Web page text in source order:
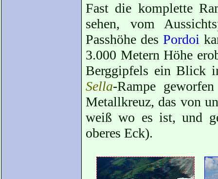
Fast die komplette
sehen, vom
Passhöhe desPordoi
3.000 Metern Höhe
Berggipfels ein Blick
Sella-Rampe
Metallkreuz, das von
weiß wo es ist, und
oberes Eck).